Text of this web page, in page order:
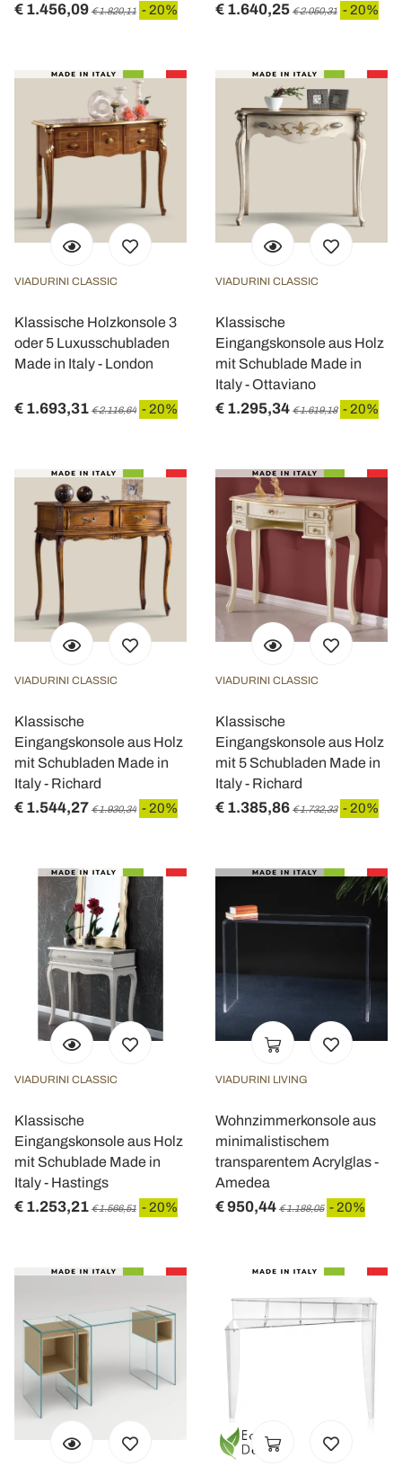
€ 1.456,09 € 1.820,11 - 20% € 1.640,25 € 2.050,31 - 20%
VIADURINI CLASSIC
Klassische Holzkonsole 3
oder 5 Luxusschubladen
Made in Italy - London
€ 1.693,31 € 2.116,64 - 20%
VIADURINI CLASSIC
Klassische
Eingangskonsole aus Holz
mit Schublade Made in
Italy - Ottaviano
€ 1.295,34 € 1.619,18 - 20%
VIADURINI CLASSIC
Klassische
Eingangskonsole aus Holz
mit Schubladen Made in
Italy - Richard
€ 1.544,27 € 1.930,34 - 20%
VIADURINI CLASSIC
Klassische
Eingangskonsole aus Holz
mit 5 Schubladen Made in
Italy - Richard
€ 1.385,86 € 1.732,33 - 20%
VIADURINI CLASSIC
Klassische
Eingangskonsole aus Holz
mit Schublade Made in
Italy - Hastings
€ 1.253,21 € 1.566,51 - 20%
VIADURINI LIVING
Wohnzimmerkonsole aus
minimalistischem
transparentem Acrylglas -
Amedea
€ 950,44 € 1.188,05 - 20%